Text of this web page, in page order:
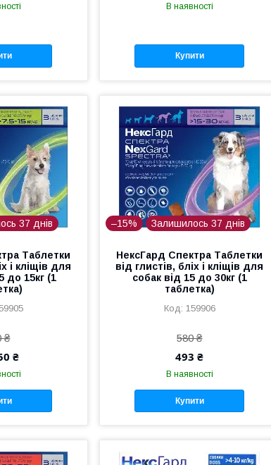
В наявності
Купити
37 днів
Таблетки
і кліщів для
до 15кг (1
₴
₴
–15% Залишилось 37 днів
НексГард Спектра Таблетки
від глистів, бліх і кліщів для
собак від 15 до 30кг (1
таблетка)
159906
580 ₴
493 ₴
В наявності
Купити